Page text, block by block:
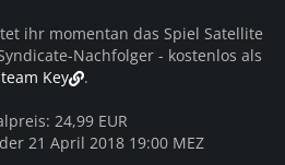
ihr momentan das Spiel Satellite
Nachfolger - kostenlos als
Key
.
24,99 EUR
21 April 2018 19:00 MEZ